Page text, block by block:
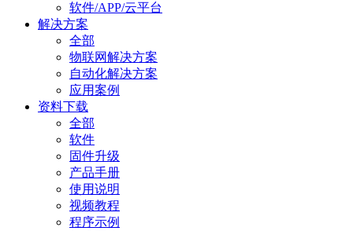
软件/APP/云平台
解决方案
全部
物联网解决方案
自动化解决方案
应用案例
资料下载
全部
软件
固件升级
产品手册
使用说明
视频教程
程序示例